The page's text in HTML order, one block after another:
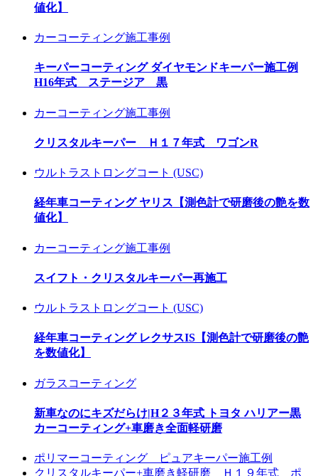
値化】
カーコーティング施工事例
キーパーコーティング ダイヤモンドキーパー施工例
H16年式 ステージア 黒
カーコーティング施工事例
クリスタルキーパー Ｈ１７年式 ワゴンR
ウルトラストロングコート (USC)
経年車コーティング ヤリス【測色計で研磨後の艶を数
値化】
カーコーティング施工事例
スイフト・クリスタルキーパー再施工
ウルトラストロングコート (USC)
経年車コーティング レクサスIS【測色計で研磨後の艶
を数値化】
ガラスコーティング
新車なのにキズだらけ|H２３年式 トヨタ ハリアー黒
カーコーティング+車磨き全面軽研磨
ポリマーコーティング ピュアキーパー施工例
クリスタルキーパー+車磨き軽研磨 Ｈ１９年式 ポ